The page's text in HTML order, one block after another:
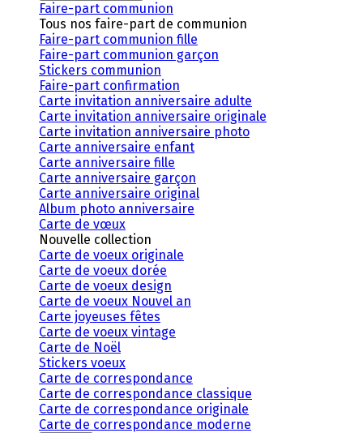
Faire-part communion
Tous nos faire-part de communion
Faire-part communion fille
Faire-part communion garçon
Stickers communion
Faire-part confirmation
Carte invitation anniversaire adulte
Carte invitation anniversaire originale
Carte invitation anniversaire photo
Carte anniversaire enfant
Carte anniversaire fille
Carte anniversaire garçon
Carte anniversaire original
Album photo anniversaire
Carte de vœux
Nouvelle collection
Carte de voeux originale
Carte de voeux dorée
Carte de voeux design
Carte de voeux Nouvel an
Carte joyeuses fêtes
Carte de voeux vintage
Carte de Noël
Stickers voeux
Carte de correspondance
Carte de correspondance classique
Carte de correspondance originale
Carte de correspondance moderne